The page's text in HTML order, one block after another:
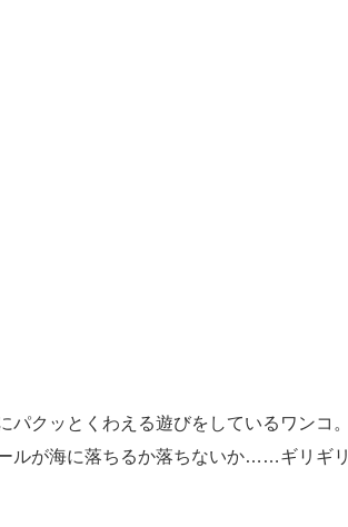
クッとくわえる遊びをしているワンコ。
ルが海に落ちるか落ちないか……ギリギリ